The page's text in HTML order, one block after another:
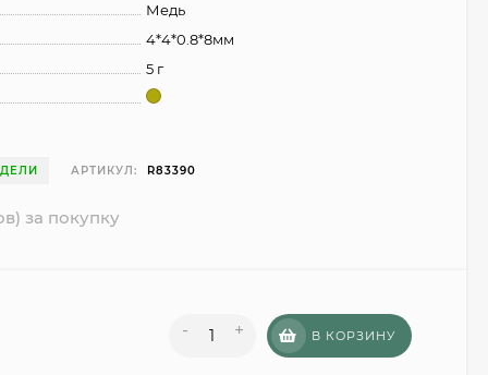
Медь
4*4*0.8*8мм
5 г
АРТИКУЛ: R83390
за покупку
- + В КОРЗИНУ